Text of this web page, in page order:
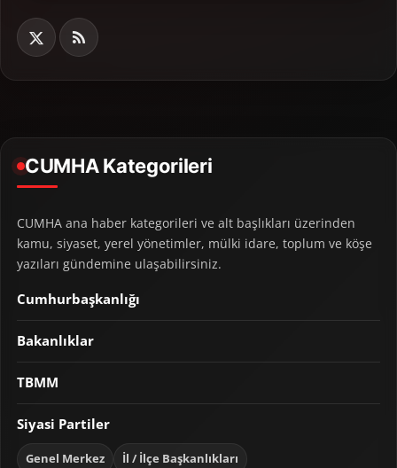
CUMHA Kategorileri
CUMHA ana haber kategorileri ve alt başlıkları üzerinden
kamu, siyaset, yerel yönetimler, mülki idare, toplum ve köşe
yazıları gündemine ulaşabilirsiniz.
Cumhurbaşkanlığı
Bakanlıklar
TBMM
Siyasi Partiler
Genel Merkez İl / İlçe Başkanlıkları